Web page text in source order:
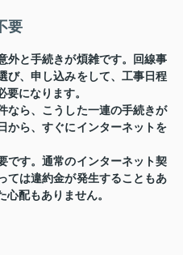
要
外と手続きが煩雑です。回線事
び、申し込みをして、工事日程
になります。
なら、こうした一連の手続きが
から、すぐにインターネットを
です。通常のインターネット契
ては違約金が発生することもあ
心配もありません。